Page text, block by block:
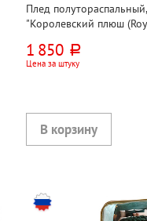
Плед
"Королевский плюш
300г⁄м²
1 850 руб.
Цена за штуку